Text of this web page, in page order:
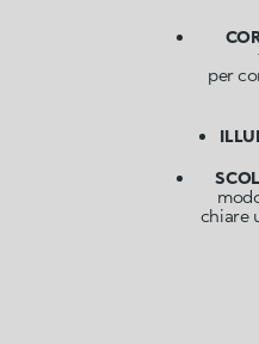
per
chiare